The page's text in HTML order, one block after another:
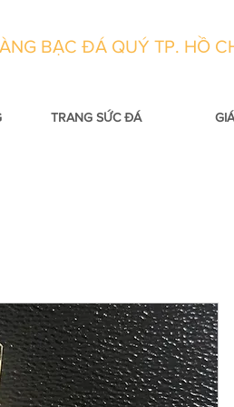
BẠC ĐÁ QUÝ TP. HỒ
TRANG SỨC ĐÁ